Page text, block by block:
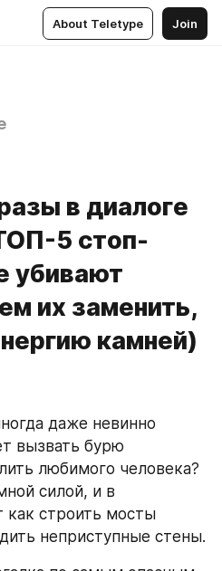
About Teletype Join
в диалоге
5 стоп-
убивают
их заменить,
камней)
даже невинно
вызвать бурю
любимого человека?
силой, и в
как строить мосты
неприступные стены.